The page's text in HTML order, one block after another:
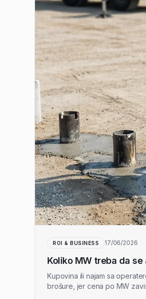
ROI & BUSINESS 17/06/2026
Koliko MW treba da
Kupovina ili najam sa
brošure, jer cena po MW